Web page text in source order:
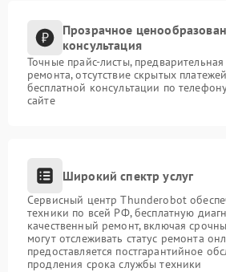
Прозрачное
консультация
Точные прайс-листы,
ремонта, отсутствие скрытых
бесплатной консультации по
сайте
Широкий спектр услуг
Сервисный центр Thunderobot
техники по всей РФ, бесплатную
качественный ремонт, включая
могут отслеживать статус ремонта
предоставляется постгарантийное
продления срока службы техники